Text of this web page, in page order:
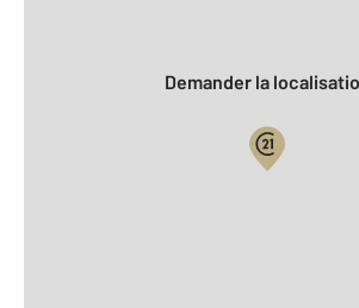
Demander la